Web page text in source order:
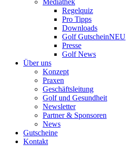
Mediathek
Regelquiz
Pro Tipps
Downloads
Golf GutscheinNEU
Presse
Golf News
Über uns
Konzept
Praxen
Geschäftsleitung
Golf und Gesundheit
Newsletter
Partner & Sponsoren
News
Gutscheine
Kontakt